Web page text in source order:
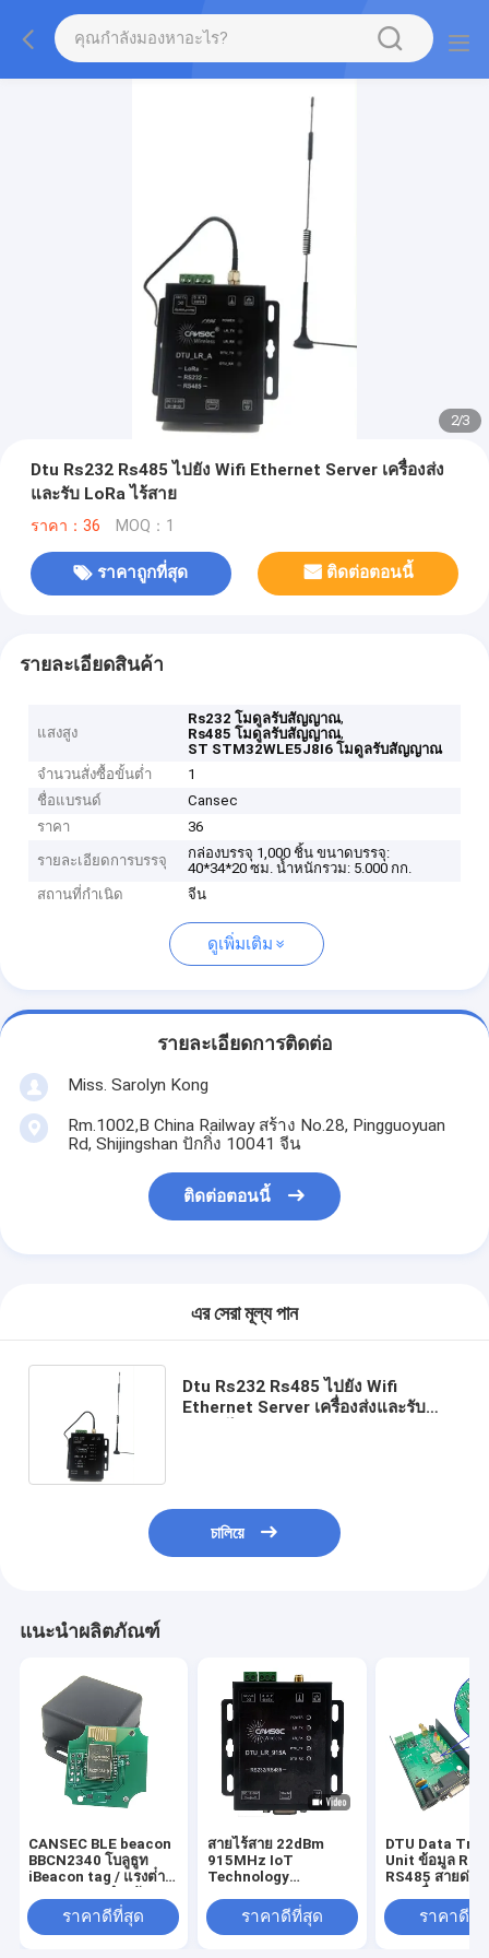
2/3
Dtu Rs232 Rs485 ไปยัง Wifi Ethernet Server เครื่องส่ง
และรับ LoRa ไร้สาย
ราคา：36 MOQ：1
ราคาถูกที่สุด ติดต่อตอนนี้
รายละเอียดสินค้า
แสงสูง
Rs232 โมดูลรับสัญญาณ,
Rs485 โมดูลรับสัญญาณ,
ST STM32WLE5J8I6 โมดูลรับสัญญาณ
จำนวนสั่งซื้อขั้นต่ำ
1
ชื่อแบรนด์
Cansec
ราคา
36
รายละเอียดการบรรจุ
กล่องบรรจุ 1,000 ชิ้น ขนาดบรรจุ:
40*34*20 ซม. น้ำหนักรวม: 5.000 กก.
สถานที่กำเนิด
จีน
ดูเพิ่มเติม
รายละเอียดการติดต่อ
Miss. Sarolyn Kong
Rm.1002,B China Railway สร้าง No.28, Pingguoyuan
Rd, Shijingshan ปักกิ่ง 10041 จีน
ติดต่อตอนนี้
এর সেরা মূল্য পান
Dtu Rs232 Rs485 ไปยัง Wifi
Ethernet Server เครื่องส่งและรับ
চালিয়ে
แนะนำผลิตภัณฑ์
CANSEC BLE beacon
BBCN2340 โบลูธูท
iBeacon tag / แรงต่ํา
สถานที่ภายใน
ราคาดีที่สุด
สายไร้สาย 22dBm
915MHz IoT
Technology
ราคาดีที่สุด
DTU Data
Unit ข้อมูล
RS485 สายด่ว
ค้าที่กําหนดเอง
ราคาดีที่